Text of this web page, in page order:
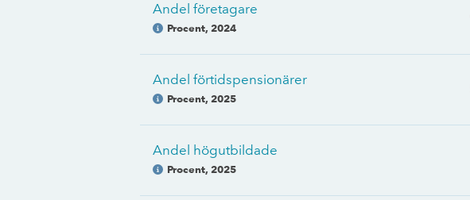
Andel företagare
Procent, 2024
Andel förtidspensionärer
Procent, 2025
Andel högutbildade
Procent, 2025